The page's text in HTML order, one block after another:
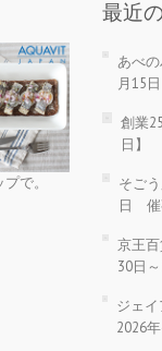
で。
最近
あべ
月15
創業
日】
そご
日 催
京王
30日
ジェ
2026